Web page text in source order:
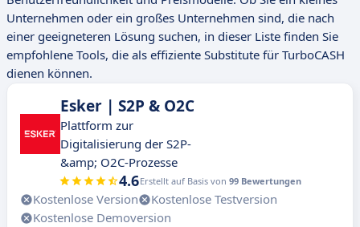
Unternehmen oder ein großes Unternehmen sind, die nach
einer geeigneteren Lösung suchen, in dieser Liste finden Sie
empfohlene Tools, die als effiziente Substitute für TurboCASH
dienen können.
Esker | S2P & O2C
Plattform zur
Digitalisierung der S2P-
&amp; O2C-Prozesse
4.6Erstellt auf Basis von 99 Bewertungen
Kostenlose Version
Kostenlose Testversion
Kostenlose Demoversion